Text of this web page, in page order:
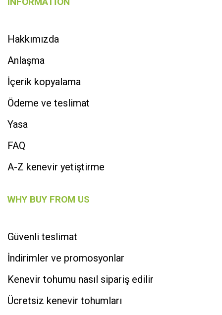
Hakkımızda
Anlaşma
İçerik kopyalama
Ödeme ve teslimat
Yasa
FAQ
A-Z kenevir yetiştirme
WHY BUY FROM US
Güvenli teslimat
İndirimler ve promosyonlar
Kenevir tohumu nasıl sipariş edilir
Ücretsiz kenevir tohumları